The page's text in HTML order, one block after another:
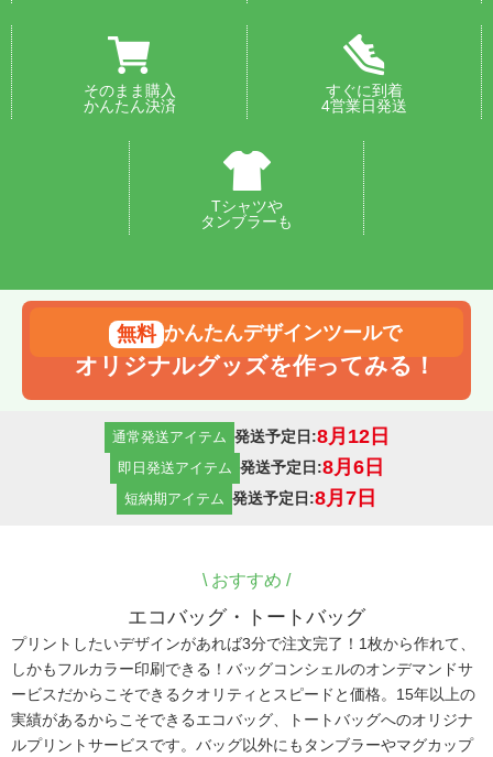
そのまま購入
かんたん決済
すぐに到着
4営業日発送
Tシャツや
タンブラーも
かんたんデザインツールで
オリジナルグッズを作ってみる！
通常発送アイテム 発送予定日:8月12日
即日発送アイテム 発送予定日:8月6日
短納期アイテム 発送予定日:8月7日
\ おすすめ /
エコバッグ・トートバッグ
プリントしたいデザインがあれば3分で注文完了！1枚から作れて、
しかもフルカラー印刷できる！バッグコンシェルのオンデマンドサ
ービスだからこそできるクオリティとスピードと価格。15年以上の
実績があるからこそできるエコバッグ、トートバッグへのオリジナ
ルプリントサービスです。バッグ以外にもタンブラーやマグカップ